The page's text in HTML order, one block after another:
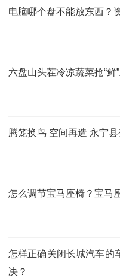
电脑哪个盘不能放东西？
六盘山头茬冷凉蔬菜抢“鲜
腾笼换鸟 空间再造 永宁
怎么调节宝马座椅？宝马
怎样正确关闭长城汽车的
决？